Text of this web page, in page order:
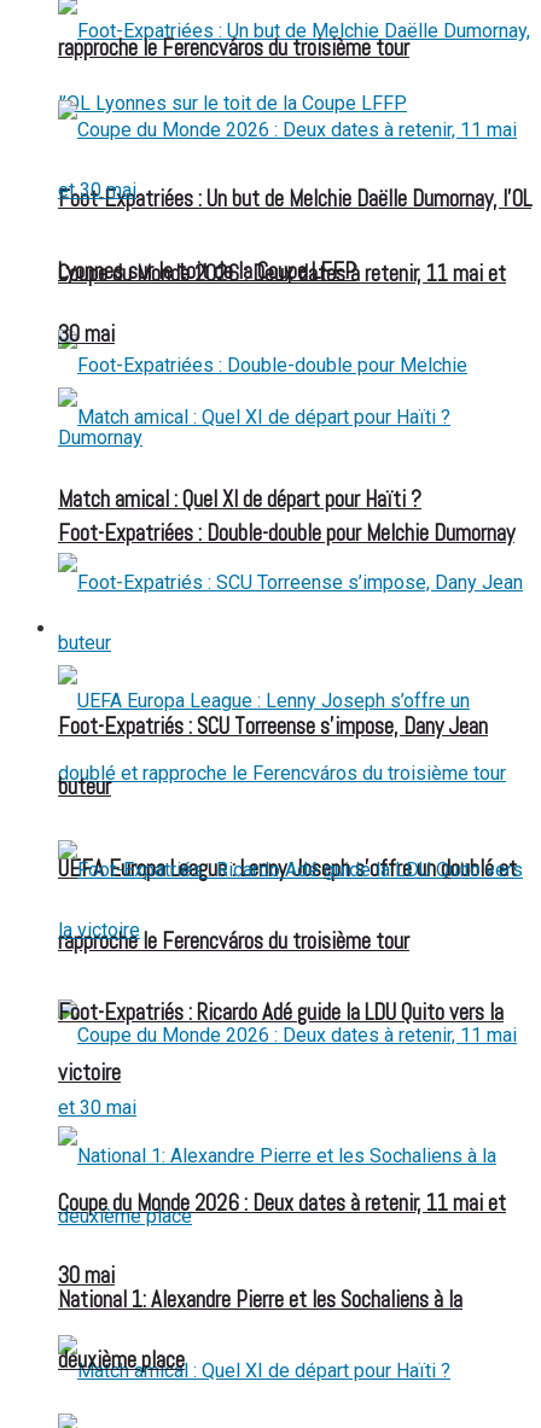
Foot-Expatriées : Un but de Melchie Daëlle Dumornay, l’OL
Lyonnes sur le toit de la Coupe LFFP
Foot-Expatriées : Double-double pour Melchie Dumornay
UEFA Europa League : Lenny Joseph s’offre un doublé et
rapproche le Ferencváros du troisième tour
Coupe du Monde 2026 : Deux dates à retenir, 11 mai et
30 mai
rapproche le Ferencváros du troisième tour
Coupe du Monde 2026 : Deux dates à retenir, 11 mai et
30 mai
Match amical : Quel XI de départ pour Haïti ?
Foot-Expatriés : SCU Torreense s’impose, Dany Jean
buteur
Foot-Expatriés : Ricardo Adé guide la LDU Quito vers la
victoire
National 1: Alexandre Pierre et les Sochaliens à la
deuxième place